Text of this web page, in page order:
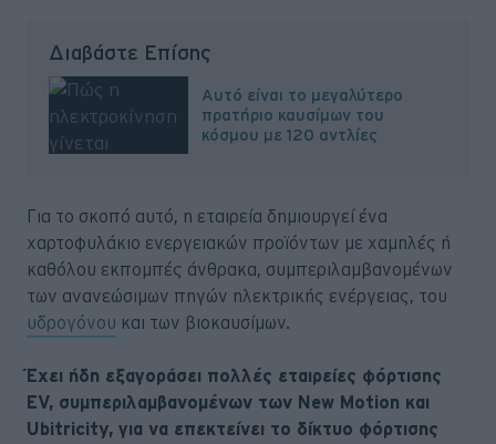
Διαβάστε Επίσης
Αυτό είναι το μεγαλύτερο
πρατήριο καυσίμων του
κόσμου με 120 αντλίες
Για το σκοπό αυτό, η εταιρεία δημιουργεί ένα
χαρτοφυλάκιο ενεργειακών προϊόντων με χαμηλές ή
καθόλου εκπομπές άνθρακα, συμπεριλαμβανομένων
των ανανεώσιμων πηγών ηλεκτρικής ενέργειας, του
υδρογόνου και των βιοκαυσίμων.
Έχει ήδη εξαγοράσει πολλές εταιρείες φόρτισης
EV, συμπεριλαμβανομένων των New Motion και
Ubitricity, για να επεκτείνει το δίκτυο φόρτισης